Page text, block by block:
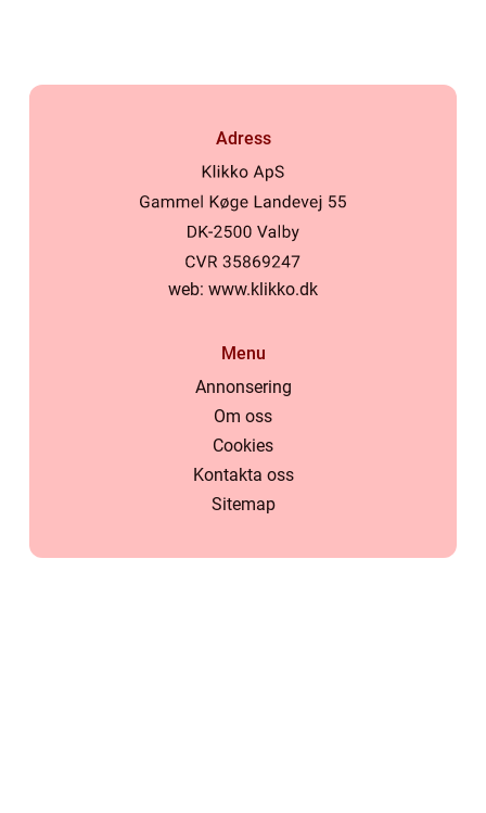
Adress
web: www.klikko.dk
Menu
Annonsering
Om oss
Cookies
Kontakta oss
Sitemap